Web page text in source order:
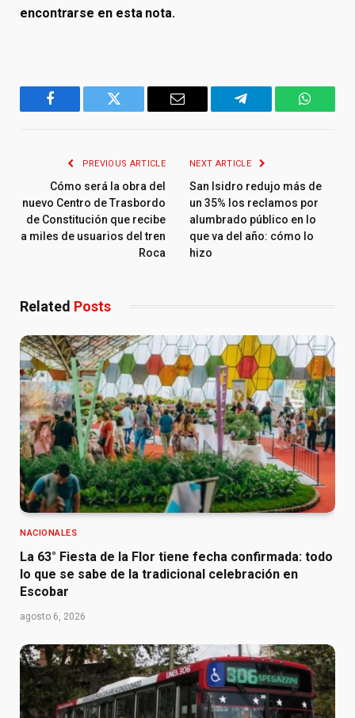
encontrarse en esta nota.
Facebook Twitter Email Telegram
PREVIOUS ARTICLE
Cómo será la obra del
nuevo Centro de Trasbordo
de Constitución que recibe
a miles de usuarios del tren
Roca
NEXT ARTICLE
San Isidro redujo más de
un 35% los reclamos por
alumbrado público en lo
que va del año: cómo lo
hizo
Related Posts
NACIONALES
La 63° Fiesta de la Flor tiene fecha confirmada: todo
lo que se sabe de la tradicional celebración en
Escobar
agosto 6, 2026